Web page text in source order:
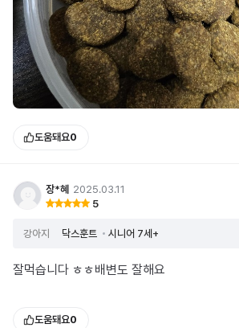
도움돼요0
장*혜
2025.03.11
5
강아지 닥스훈트 시니어 7세+
잘먹습니다 ㅎㅎ배변도 잘해요
도움돼요0